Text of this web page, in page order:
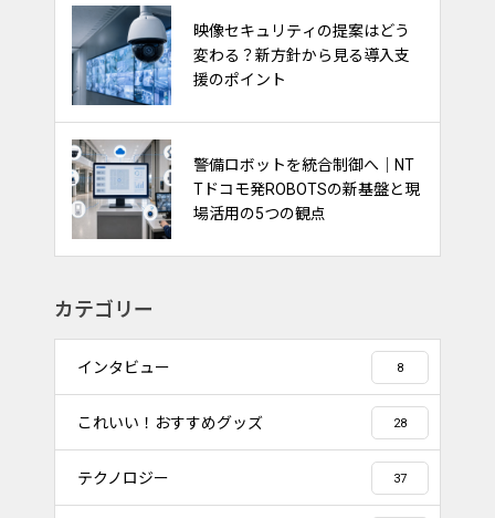
映像セキュリティの提案はどう
変わる？新方針から見る導入支
援のポイント
警備ロボットを統合制御へ｜NT
Tドコモ発ROBOTSの新基盤と現
場活用の5つの観点
警備採用で注目される「給与前
払い制度」｜求人訴求・定着支
援に活用するポイント
交通誘導警備は“経験”から“デー
タ活用”へ｜DENNOUリサーチが
示す渋滞対策の新しい視点
カテゴリー
インタビュー 8
これいい！おすすめグッズ 28
テクノロジー 37